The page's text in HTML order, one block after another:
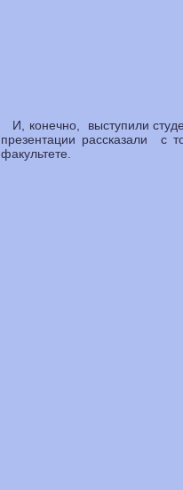
И, конечно, выступили
презентации рассказали с
факультете.